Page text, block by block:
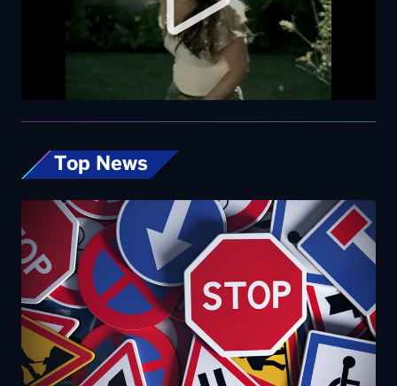
Top News